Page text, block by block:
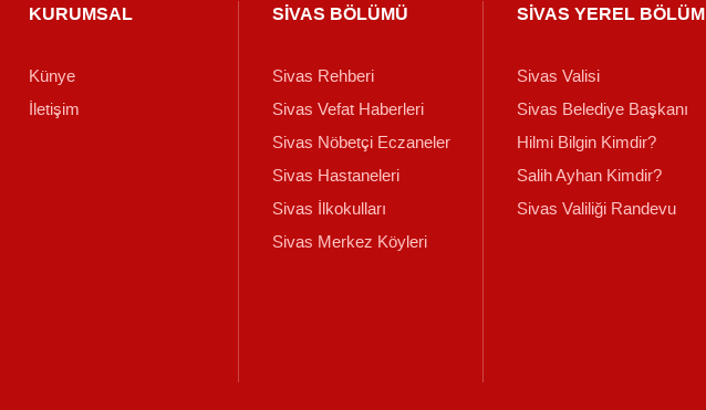
KURUMSAL
Künye
İletişim
SİVAS BÖLÜMÜ
Sivas Rehberi
Sivas Vefat Haberleri
Sivas Nöbetçi Eczaneler
Sivas Hastaneleri
Sivas İlkokulları
Sivas Merkez Köyleri
SİVAS YEREL BÖLÜM
Sivas Valisi
Sivas Belediye Başkanı
Hilmi Bilgin Kimdir?
Salih Ayhan Kimdir?
Sivas Valiliği Randevu